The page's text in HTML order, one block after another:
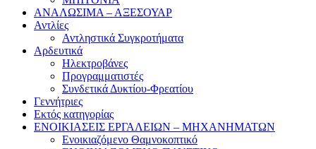
ΑΝΑΛΩΣΙΜΑ – ΑΞΕΣΟΥΑΡ
Αντλίες
Αντληστικά Συγκροτήματα
Αρδευτικά
Ηλεκτροβάνες
Προγραμματιστές
Συνδετικά Δυκτίου-Φρεατίου
Γεννήτριες
Εκτός κατηγορίας
ΕΝΟΙΚΙΑΣΕΙΣ ΕΡΓΑΛΕΙΩΝ – ΜΗΧΑΝΗΜΑΤΩΝ
Ενοικιαζόμενο Θαμνοκοπτικό